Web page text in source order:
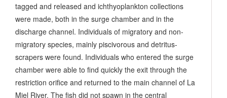
tagged and released and ichthyoplankton collections
were made, both in the surge chamber and in the
discharge channel. Individuals of migratory and non-
migratory species, mainly piscivorous and detritus-
scrapers were found. Individuals who entered the surge
chamber were able to find quickly the exit through the
restriction orifice and returned to the main channel of La
Miel River. The fish did not spawn in the central